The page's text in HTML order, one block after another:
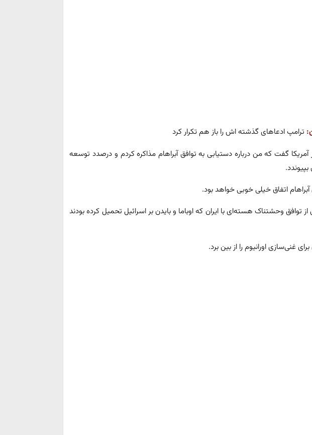
ترامپ ادعاهای گذشته اش را باز هم تکرار کرد
گفت که من درباره دستیابی به توافق آبراهام مذاکره کردم و درصدد توسعه
اتفاق خیلی خوبی خواهد بود.
وحشتناک هسته‌ای با ایران که اوباما و بایدن بر اسرائیل تحمیل کرده بودند
غنی‌سازی اورانیوم را از بین برد.